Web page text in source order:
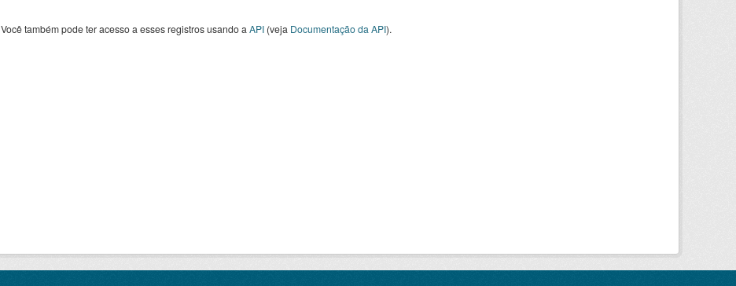
Você também pode ter acesso a esses registros usando a API(veja Documentação da API).